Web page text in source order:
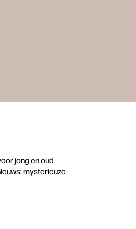
jong en oud
mysterieuze